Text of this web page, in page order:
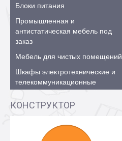
Блоки питания
Промышленная и
антистатическая мебель под
заказ
Мебель для чистых помещений
Шкафы электротехнические и
телекоммуникационные
КОНСТРУКТОР